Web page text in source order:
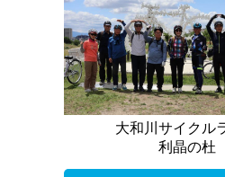
大和川サイクル
利晶の杜